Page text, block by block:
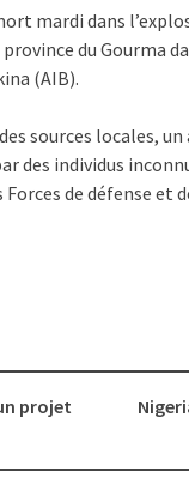
mardi dans
du Gourma
(AIB).
sources locales,
des individus
de défense et
projet